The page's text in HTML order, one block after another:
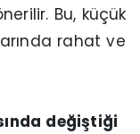
Bu, küçük
rahat ve
değiştiği